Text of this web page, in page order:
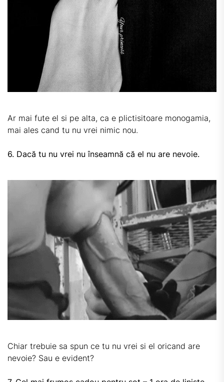
Ar mai fute el si pe alta, ca e plictisitoare monogamia,
mai ales cand tu nu vrei nimic nou.
6. Dacă tu nu vrei nu înseamnă că el nu are nevoie.
Chiar trebuie sa spun ce tu nu vrei si el oricand are
nevoie? Sau e evident?